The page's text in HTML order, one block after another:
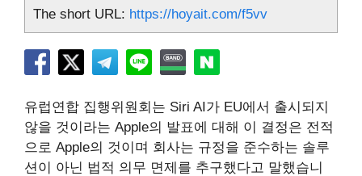
The short URL: https://hoyait.com/f5vv
유럽연합 집행위원회는 Siri AI가 EU에서 출시되지
않을 것이라는 Apple의 발표에 대해 이 결정은 전적
으로 Apple의 것이며 회사는 규정을 준수하는 솔루
션이 아닌 법적 의무 면제를 추구했다고 말했습니